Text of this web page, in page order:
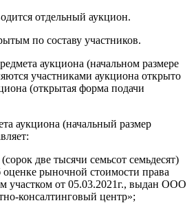
отдельный аукцион.
по составу участников.
аукциона (начальном размере
участниками аукциона открыто
(открытая форма подачи
аукциона (начальный размер
две тысячи семьсот семьдесят)
рыночной стоимости права
участком от 05.03.2021г., выдан ООО
консалтинговый центр»;